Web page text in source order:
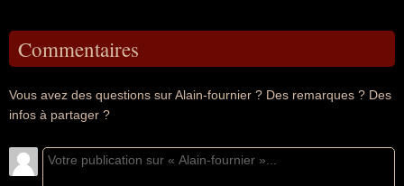
Commentaires
Vous avez des questions sur Alain-fournier ? Des remarques ? Des
infos à partager ?